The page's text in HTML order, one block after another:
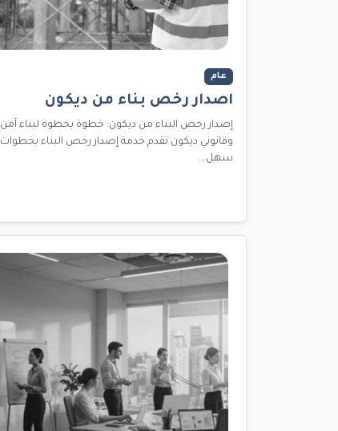
عام
اصدار رخص بناء من ديكون
إصدار رخص البناء من ديكون: خطوة بخطوة لبناء آمن
وقانوني ديكون تقدم خدمة إصدار رخص البناء بخطوات
سهل...